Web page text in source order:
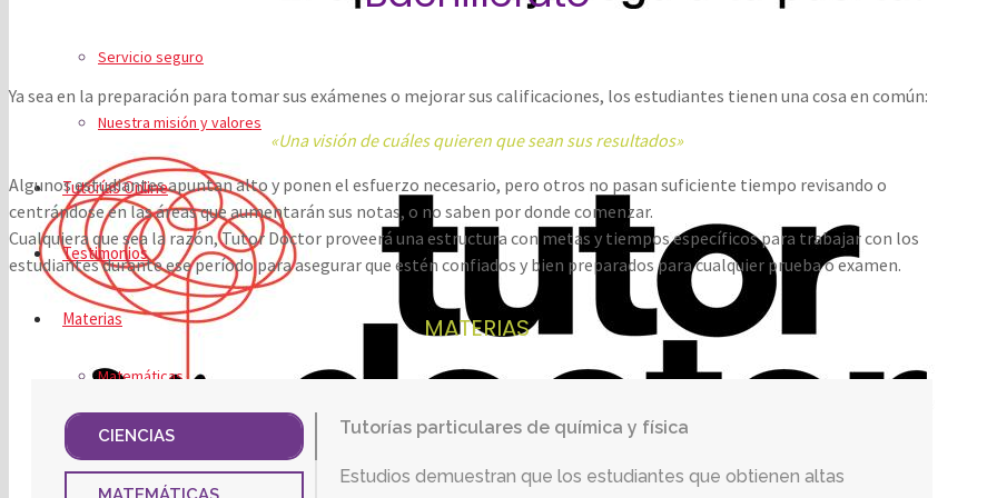
Servicio seguro
Nuestra misión y valores
Tutorías Online
Testimonios
Materias
Matemáticas
Ciencias
Ya sea en la preparación para tomar sus exámenes o mejorar sus calificaciones, los estudiantes tienen una cosa en común:
«Una visión de cuáles quieren que sean sus resultados»
Algunos estudiantes apuntan alto y ponen el esfuerzo necesario, pero otros no pasan suficiente tiempo revisando o
centrándose en las áreas que aumentarán sus notas, o no saben por donde comenzar.
Cualquiera que sea la razón, Tutor Doctor proveerá una estructura con metas y tiempos específicos para trabajar con los
estudiantes durante ese período para asegurar que estén confiados y bien preparados para cualquier prueba o examen.
MATERIAS
CIENCIAS Tutorías particulares de química y física
Estudios demuestran que los estudiantes que obtienen altas
No más problemas en Matemáticas
Las matemáticas no tienen por qué ser un obstáculo en la vida
Tutorías particulares con los mejores tutores de Español
Nuestros tutores certificados le ayudarán con:
Tutorías particulares de lecto-escritura
Tutor Doctor provee asistencia a familias buscando el cambio
¡Aumente la confianza al realizar un examen!
Hemos ayudado a estudiantes a prepararse para exámenes
¡No se deje atrasar estas vacaciones!
Evite la pérdida de aprendizaje durante vacaciones